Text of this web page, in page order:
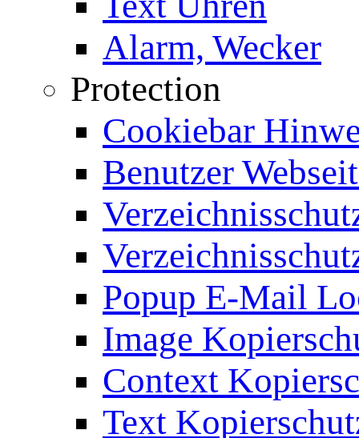
Alarm, Wecker
Protection
Cookiebar
Benutzer
Popup E-Mail
Image
Context
Text